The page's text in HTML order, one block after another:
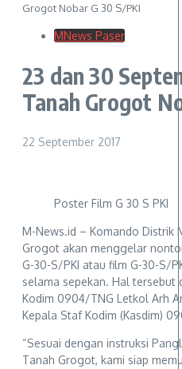
Grogot Nobar G 30 S/PKI
MNews Paser
23 dan 30
Tanah Grogot
22 September 2017
Poster Film G 30 S PKI
M-News.id – Komando Distrik
Grogot akan menggelar
G-30-S/PKI atau film G-30-S/
selama sepekan. Hal tersebut
Kodim 0904/TNG Letkol Arh
Kepala Staf Kodim (Kasdim)
“Sesuai dengan instruksi
Tanah Grogot, kami siap